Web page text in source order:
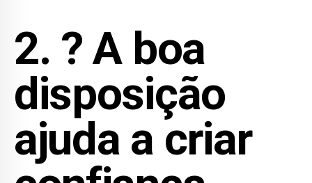
2. ?A boa
disposição
ajuda a criar